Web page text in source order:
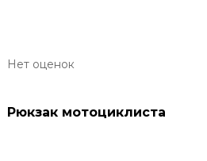
Нет оценок
Рюкзак мотоциклиста